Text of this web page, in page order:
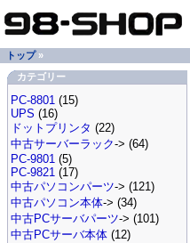
トップ»
カテゴリー
PC-8801 (15)
UPS (16)
ドットプリンタ (22)
中古サーバーラック-> (64)
PC-9801 (5)
PC-9821 (17)
中古パソコンパーツ-> (121)
中古パソコン本体-> (34)
中古PCサーバパーツ-> (101)
中古PCサーバ本体 (12)